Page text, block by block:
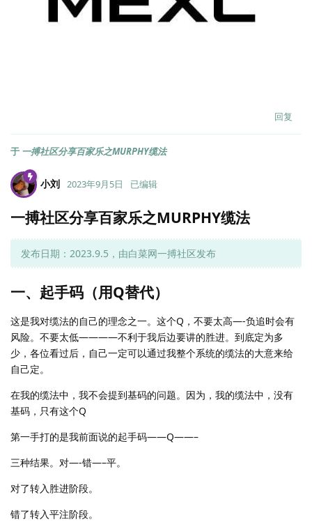
回复
于 一搏社区分享百家乐之MURPHY缆法
小刘 2023年9月5日 已编辑
一搏社区分享百家乐之MURPHY缆法
发布日期：2023.9.5，由白菜网一搏社区发布
一、起手码（用Q替代）
这是我对缆法的自己的理念之一。这个Q，不要太高—-负追时会有
风险。不要太低————不利于我后边要讲的胜进。到底定为多
少，各位看过后，自己一定可以通过我整个系统的缆法的大意来给
自己定。
在我的缆法中，我不会提到基码的问题。因为，我的缆法中，没有
基码，只有这个Q
第一手打的是我前面说的起手码——Q——–
三种结果。对—-错—–平。
对了转入胜进阶段。
错了转入平注阶段。